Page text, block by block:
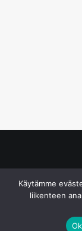
Käytämme
liikenteen
Ok